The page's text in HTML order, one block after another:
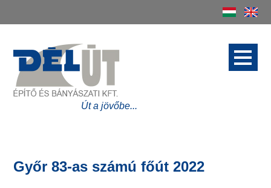
Délút Építő és
Bányászati Kft.
Út a jövőbe...
Győr 83-as számú főút 2022